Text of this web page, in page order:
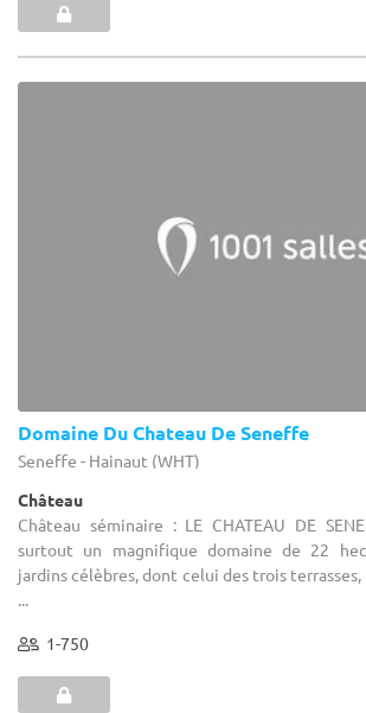
Domaine Du Chateau De Seneffe
Seneffe - Hainaut (WHT)
Château
Château séminaire : LE CHATEAU DE
surtout un magnifique domaine de 22
jardins célèbres, dont celui des trois terrasses,
...
1-750